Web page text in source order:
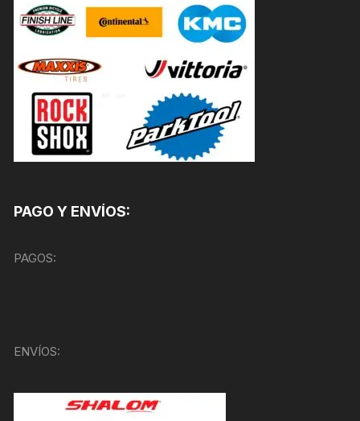
PAGO Y ENVÍOS:
PAGOS:
ENVÍOS: